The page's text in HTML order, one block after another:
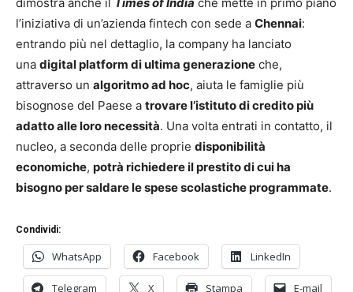
dimostra anche il Times of India che mette in primo piano
l’iniziativa di un’azienda fintech con sede a Chennai:
entrando più nel dettaglio, la company ha lanciato
una digital platform di ultima generazione che,
attraverso un algoritmo ad hoc, aiuta le famiglie più
bisognose del Paese a trovare l’istituto di credito più
adatto alle loro necessità. Una volta entrati in contatto, il
nucleo, a seconda delle proprie disponibilità
economiche, potrà richiedere il prestito di cui ha
bisogno per saldare le spese scolastiche programmate.
Condividi:
WhatsApp Facebook LinkedIn
Telegram X Stampa E-mail